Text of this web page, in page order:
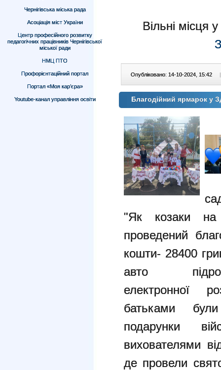
Чернігівська міська рада
Асоціація міст України
Центр професійного розвитку
педагогічних працівників Чернігівської
міської ради
НМЦ ПТО
Профорієнтаційний портал
Портал «Моя кар’єра»
Youtube-канал управління освіти
Вільні місця
Опубліковано: 14-10-2024, 15:42 |
Благодійний ярмарок у
"Як козаки на
проведений
кошти- 28400
авто
електронної
батьками
подарунки
вихователями
де провели